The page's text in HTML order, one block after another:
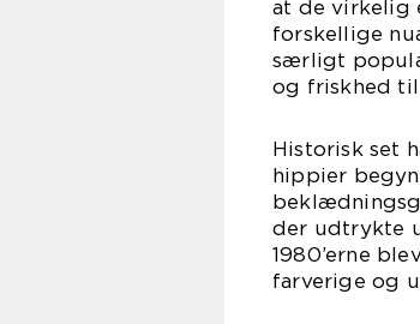
at de virkelig
forskellige
særligt
og friskhed
Historisk set
hippier
der udtrykte
1980’erne
farverige og